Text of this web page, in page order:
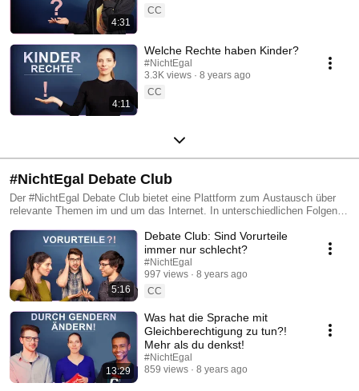
4:31
CC
4:11
Welche Rechte haben Kinder?
#NichtEgal
3.3K views
8 years ago
CC
#NichtEgal Debate Club
Der #NichtEgal Debate Club bietet eine Plattform zum Austausch über
relevante Themen im und um das Internet. In unterschiedlichen Folgen
denen ihr mehr wissen wollt? Schreibt es uns in die Kommentare!
5:16
Debate Club: Sind Vorurteile
immer nur schlecht?
#NichtEgal
997 views
8 years ago
CC
13:29
Was hat die Sprache mit
Gleichberechtigung zu tun?!
Mehr als du denkst!
#NichtEgal
859 views
8 years ago